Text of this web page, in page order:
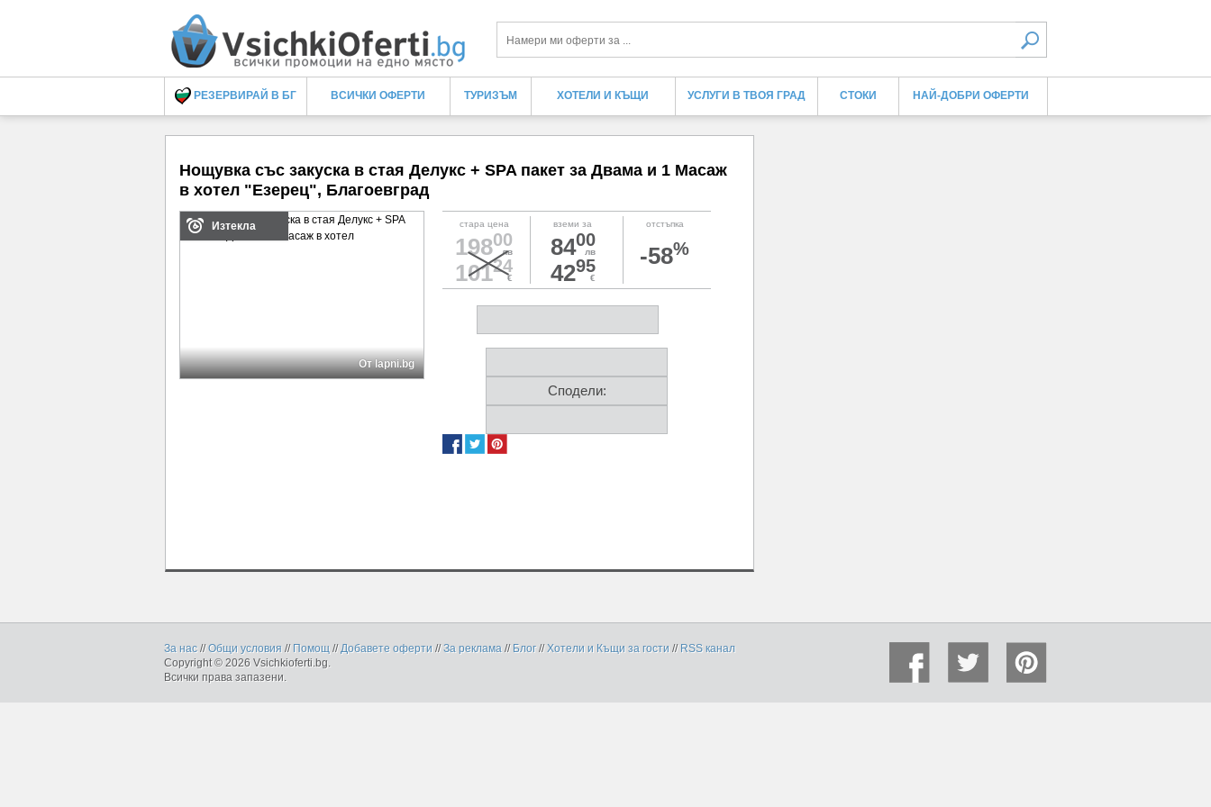
Търси
РЕЗЕРВИРАЙ В БГ ВСИЧКИ ОФЕРТИ ТУРИЗЪМ ХОТЕЛИ И КЪЩИ УСЛУГИ В ТВОЯ ГРАД СТОКИ НАЙ-ДОБРИ ОФЕРТИ
Нощувка със закуска в стая Делукс + SPA пакет за Двама и 1 Масаж
в хотел "Езерец", Благоевград
Изтекла
От lapni.bg
стара цена
19800
лв
10124
€
вземи за
8400
лв
4295
€
отстъпка
-58%
Сподели:
За нас //Общи условия // Помощ //Добавете оферти //За реклама // Блог //Хотели и Къщи за гости // RSS канал
Copyright © 2026 Vsichkioferti.bg.
Всички права запазени.